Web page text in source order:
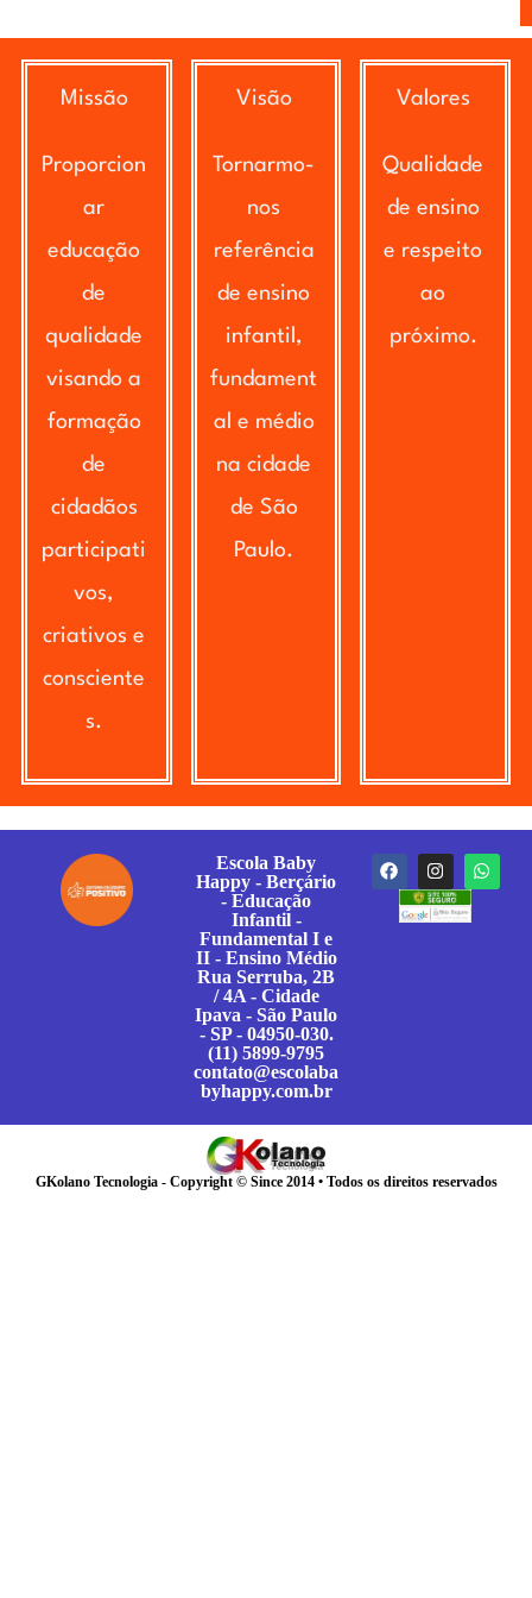
Missão
Proporcion
ar
educação
de
qualidade
visando a
formação
de
cidadãos
participati
vos,
criativos e
consciente
s.
Visão
Tornarmo-
nos
referência
de ensino
infantil,
fundament
al e médio
na cidade
de São
Paulo.
Valores
Qualidade
de ensino
e respeito
ao
próximo.
Escola Baby
Happy - Berçário
- Educação
Infantil -
Fundamental I e
II - Ensino Médio
Rua Serruba, 2B
/ 4A - Cidade
Ipava - São Paulo
- SP - 04950-030.
(11) 5899-9795
contato@escolaba
byhappy.com.br
GKolano Tecnologia - Copyright © Since 2014 • Todos os direitos reservados